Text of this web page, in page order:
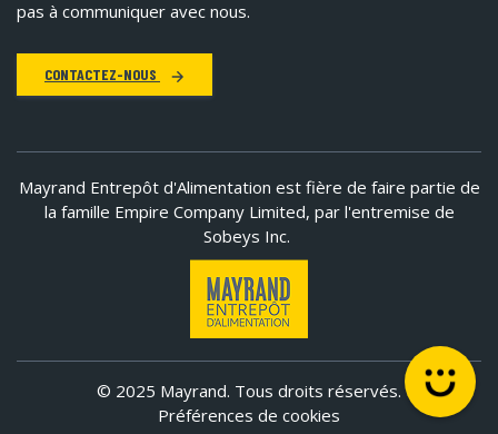
pas à communiquer avec nous.
CONTACTEZ-NOUS
Mayrand Entrepôt d'Alimentation est fière de faire partie de
la famille Empire Company Limited, par l'entremise de
Sobeys Inc.
© 2025 Mayrand. Tous droits réservés.
Préférences de cookies